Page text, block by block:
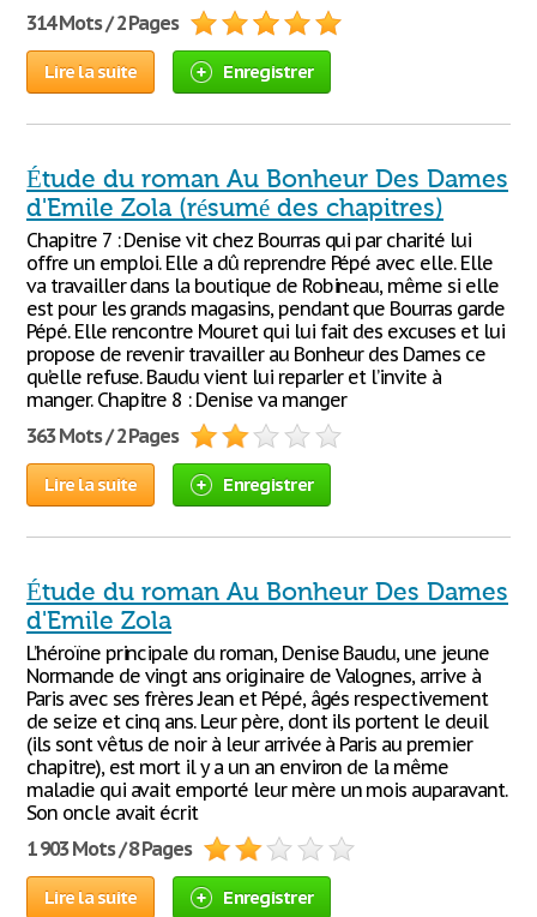
314 Mots / 2 Pages
Lire la suite Enregistrer
Étude du roman Au Bonheur Des Dames
d'Emile Zola (résumé des chapitres)
Chapitre 7 : Denise vit chez Bourras qui par charité lui
offre un emploi. Elle a dû reprendre Pépé avec elle. Elle
va travailler dans la boutique de Robineau, même si elle
est pour les grands magasins, pendant que Bourras garde
Pépé. Elle rencontre Mouret qui lui fait des excuses et lui
propose de revenir travailler au Bonheur des Dames ce
qu’elle refuse. Baudu vient lui reparler et l’invite à
manger. Chapitre 8 : Denise va manger
363 Mots / 2 Pages
Lire la suite Enregistrer
Étude du roman Au Bonheur Des Dames
d'Emile Zola
L’héroïne principale du roman, Denise Baudu, une jeune
Normande de vingt ans originaire de Valognes, arrive à
Paris avec ses frères Jean et Pépé, âgés respectivement
de seize et cinq ans. Leur père, dont ils portent le deuil
(ils sont vêtus de noir à leur arrivée à Paris au premier
chapitre), est mort il y a un an environ de la même
maladie qui avait emporté leur mère un mois auparavant.
Son oncle avait écrit
1 903 Mots / 8 Pages
Lire la suite Enregistrer